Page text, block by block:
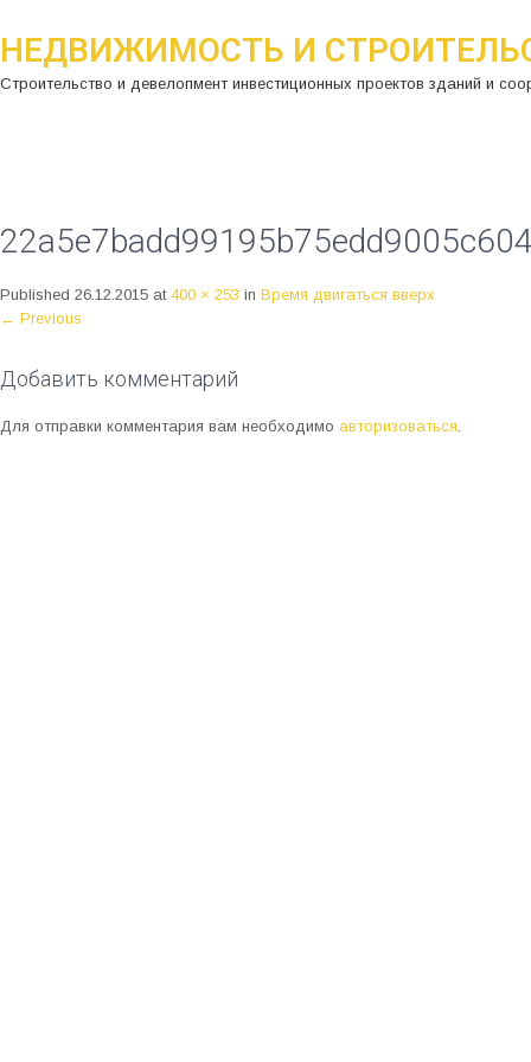
НЕДВИЖИМОСТЬ И
Строительство и девелопмент инвестиционных проектов зданий и
Published 26.12.2015 at 400 × 253 in Время двигаться вверх
← Previous
Добавить комментарий
Для отправки комментария вам необходимо авторизоваться.